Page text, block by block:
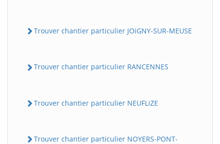
Trouver chantier particulier JOiGNY-SUR-MEUSE
Trouver chantier particulier RANCENNES
Trouver chantier particulier NEUFLiZE
Trouver chantier particulier NOYERS-PONT-